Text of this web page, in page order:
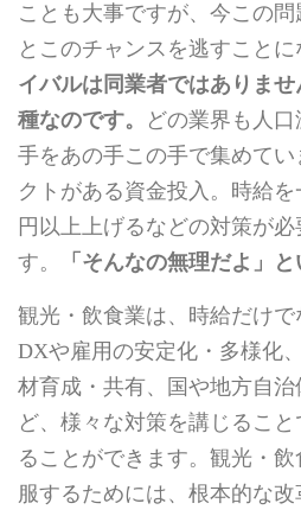
ことも大事ですが、今この
とこのチャンスを逃すことに
イバルは同業者ではありま
種なのです。
どの業界も人
手をあの手この手で集めて
クトがある資金投入。時給
円以上上げるなどの対策が
す。
「そんなの無理だよ」
観光・飲食業は、時給だけで
DXや雇用の安定化・多様化
材育成・共有、国や地方自
ど、様々な対策を講じるこ
ることができます。観光・
服するためには、根本的な